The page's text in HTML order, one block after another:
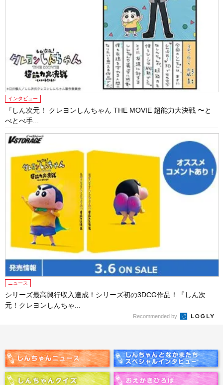
インタビュー
『しん次元！ クレヨンしんちゃん THE MOVIE 超能力大決戦 〜と
べとべ手...
ニュース
シリーズ最高興行収入達成！シリーズ初の3DCG作品！『しん次
元！クレヨンしんちゃ...
Recommended by